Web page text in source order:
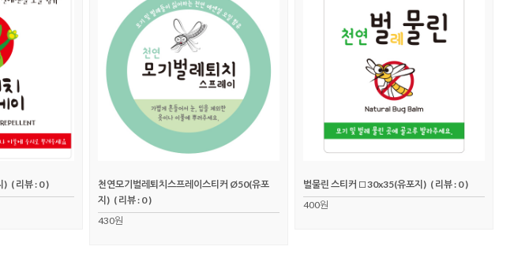
) ( 리뷰 : 0 )
천연모기벌레퇴치스프레이스티커 Ø50(유포
지) ( 리뷰 : 0 )
430원
벌물린 스티커 □30x35(유포지) ( 리뷰 : 0 )
400원